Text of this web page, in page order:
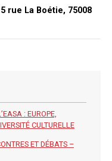
rue La Boétie, 75008
: EUROPE,
CULTURELLE
ET DÉBATS –